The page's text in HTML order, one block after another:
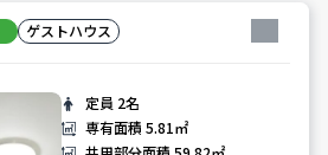
ゲストハウス
定員 2名
専有面積5.81㎡